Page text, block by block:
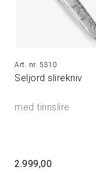
5310
Seljord slirekniv
med tinnslire
2.999,00